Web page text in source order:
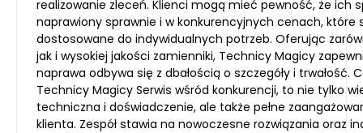
realizowanie zleceń. Klienci mogą mieć pewność, że ich
naprawiony sprawnie i w konkurencyjnych cenach, które
dostosowane do indywidualnych potrzeb. Oferując
jak i wysokiej jakości zamienniki, Technicy Magicy
naprawa odbywa się z dbałością o szczegóły i trwałość.
Technicy Magicy Serwis wśród konkurencji, to nie tylko
techniczna i doświadczenie, ale także pełne
klienta. Zespół stawia na nowoczesne rozwiązania oraz